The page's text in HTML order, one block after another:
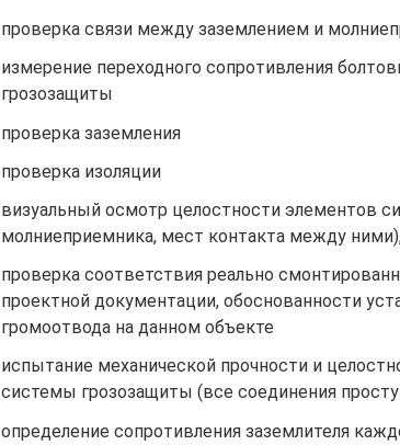
проверка связи между заземлением и
измерение переходного сопротивления
грозозащиты
проверка заземления
проверка изоляции
визуальный осмотр целостности элементов
молниеприемника, мест контакта между
проверка соответствия реально
проектной документации, обоснованности
громоотвода на данном объекте
испытание механической прочности и
системы грозозащиты (все соединения
определение сопротивления заземлителя